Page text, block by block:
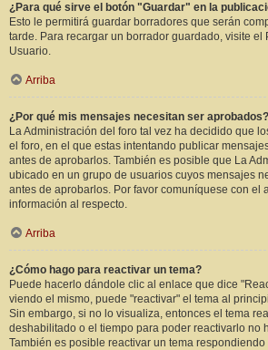
¿Para qué sirve el botón "Guardar" en la
Esto le permitirá guardar borradores que serán
tarde. Para recargar un borrador guardado, visite el
Usuario.
Arriba
¿Por qué mis mensajes necesitan ser aprobados?
La Administración del foro tal vez ha decidido que
el foro, en el que estas intentando publicar
antes de aprobarlos. También es posible que La
ubicado en un grupo de usuarios cuyos mensajes
antes de aprobarlos. Por favor comuníquese con el
información al respecto.
Arriba
¿Cómo hago para reactivar un tema?
Puede hacerlo dándole clic al enlace que dice
viendo el mismo, puede "reactivar" el tema al
Sin embargo, si no lo visualiza, entonces el tema
deshabilitado o el tiempo para poder reactivarlo no
También es posible reactivar un tema